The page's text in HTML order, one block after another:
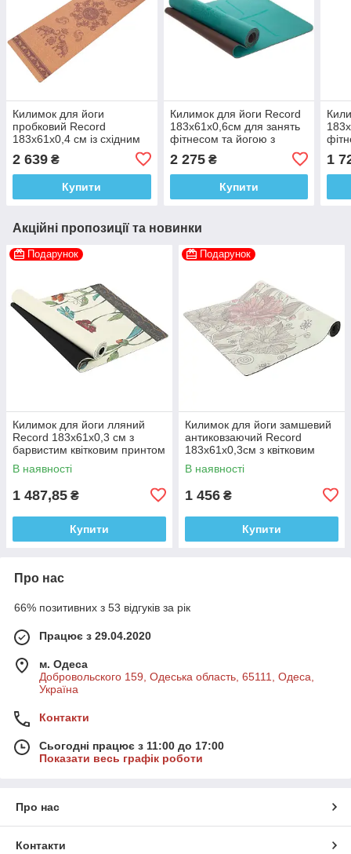
Килимок для йоги
пробковий Record
183x61x0,4 см із східним
2 639 ₴
Купити
Килимок для йоги Record
183x61x0,6см для занять
фітнесом та йогою з
2 275₴
Купити
1
Акційні пропозиції та новинки
Подарунок
Килимок для йоги лляний
Record 183x61x0,3 см з
барвистим квітковим принтом
В наявності
1 487,85 ₴
Купити
Подарунок
Килимок для йоги замшевий
антиковзаючий Record
183x61x0,3см з квітковим
принтом
В наявності
1 456 ₴
Купити
Про нас
66% позитивних з 53 відгуків за рік
Працює з 29.04.2020
м. Одеса
Добровольского 159, Одеська область, 65111, Одеса,
Україна
Контакти
Сьогодні працює з 11:00 до 17:00
Показати весь графік роботи
Про нас
Контакти